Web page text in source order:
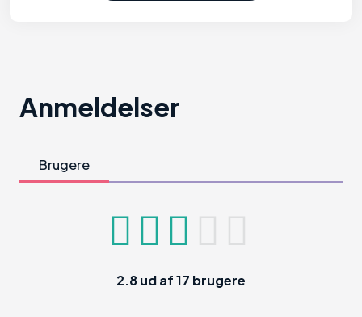
Anmeldelser
Brugere
2.8ud af17 brugere